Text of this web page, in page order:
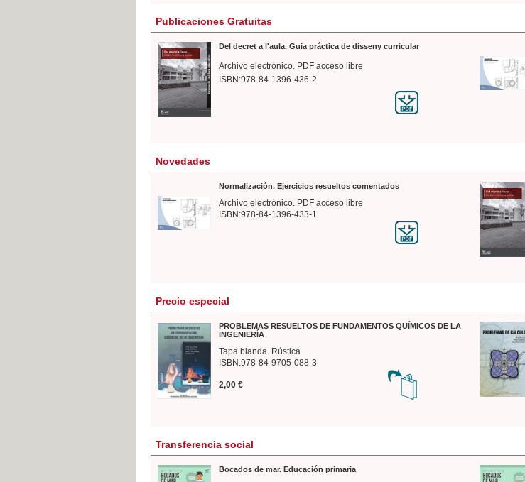
Publicaciones Gratuitas
Del decret a l'aula. Guia práctica de disseny curricular
Archivo electrónico. PDF acceso libre
ISBN:978-84-1396-436-2
Novedades
Normalización. Ejercicios resueltos comentados
Archivo electrónico. PDF acceso libre
ISBN:978-84-1396-433-1
Precio especial
PROBLEMAS RESUELTOS DE FUNDAMENTOS QUÍMICOS DE LA
INGENIERÍA
Tapa blanda. Rústica
ISBN:978-84-9705-088-3
2,00 €
Transferencia social
Bocados de mar. Educación primaria